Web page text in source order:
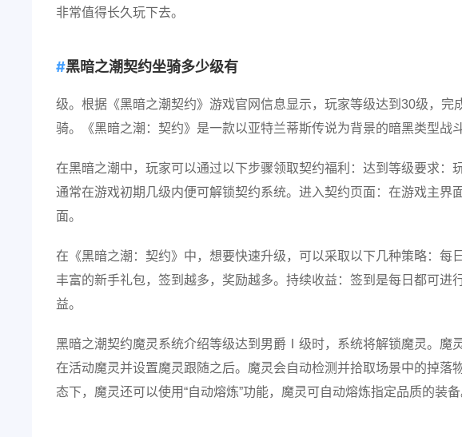
非常值得长久玩下去。
黑暗之潮契约坐骑多少级有
级。根据《黑暗之潮契约》游戏官网信息显示，玩家等级达到30级，完
骑。《黑暗之潮：契约》是一款以亚特兰蒂斯传说为背景的暗黑类型战
在黑暗之潮中，玩家可以通过以下步骤领取契约福利：达到等级要求：
通常在游戏初期几级内便可解锁契约系统。进入契约页面：在游戏主界
面。
在《黑暗之潮：契约》中，想要快速升级，可以采取以下几种策略：每
丰富的新手礼包，签到越多，奖励越多。持续收益：签到是每日都可进
益。
黑暗之潮契约魔灵系统介绍等级达到男爵Ⅰ级时，系统将解锁魔灵。魔
在活动魔灵并设置魔灵跟随之后。魔灵会自动检测并拾取场景中的掉
态下，魔灵还可以使用“自动熔炼”功能，魔灵可自动熔炼指定品质的装备